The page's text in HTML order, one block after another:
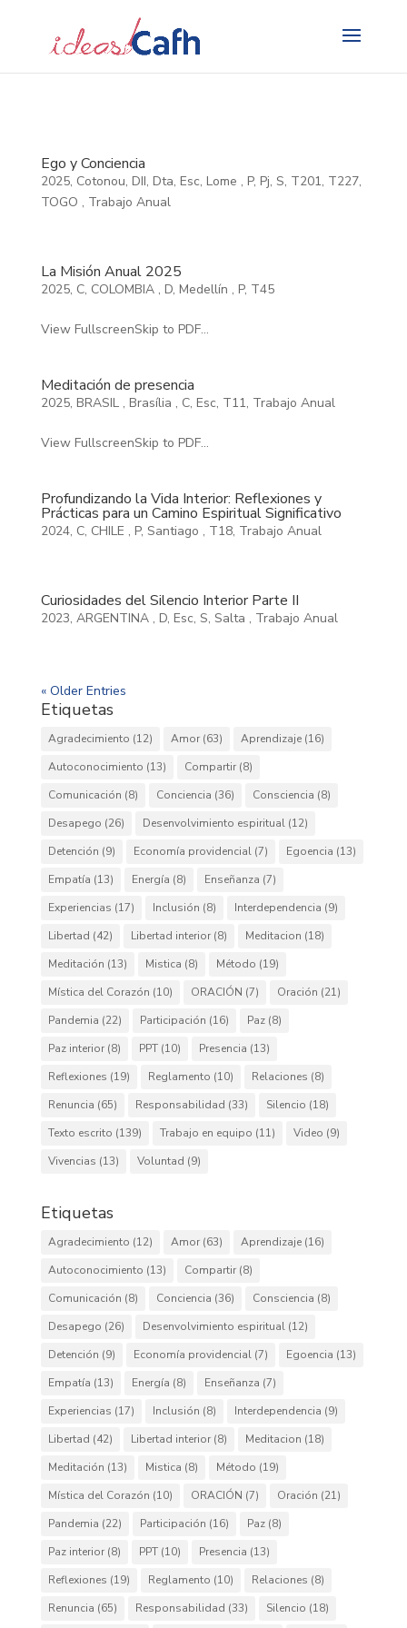
Ego y Conciencia
2025, Cotonou, DII, Dta, Esc, Lome , P, Pj, S, T201, T227,
TOGO , Trabajo Anual
La Misión Anual 2025
2025, C, COLOMBIA , D, Medellín , P, T45
View FullscreenSkip to PDF...
Meditación de presencia
2025, BRASIL , Brasília , C, Esc, T11, Trabajo Anual
View FullscreenSkip to PDF...
Profundizando la Vida Interior: Reflexiones y
Prácticas para un Camino Espiritual Significativo
2024, C, CHILE , P, Santiago , T18, Trabajo Anual
Curiosidades del Silencio Interior Parte II
2023, ARGENTINA , D, Esc, S, Salta , Trabajo Anual
« Older Entries
Etiquetas
Agradecimiento (12) Amor(63) Aprendizaje(16)
Autoconocimiento (13) Compartir(8)
Comunicación (8) Conciencia (36) Consciencia (8)
Desapego (26) Desenvolvimiento espiritual(12)
Detención (9) Economía providencial(7) Egoencia (13)
Empatía (13) Energía (8) Enseñanza (7)
Experiencias (17) Inclusión (8) Interdependencia (9)
Libertad (42) Libertad interior(8) Meditacion (18)
Meditación (13) Mistica (8) Método (19)
Mística del Corazón (10) ORACIÓN (7) Oración (21)
Pandemia (22) Participación (16) Paz(8)
Paz interior(8) PPT(10) Presencia (13)
Reflexiones (19) Reglamento (10) Relaciones (8)
Renuncia (65) Responsabilidad (33) Silencio (18)
Texto escrito (139) Trabajo en equipo (11) Video (9)
Vivencias (13) Voluntad (9)
Etiquetas
Agradecimiento (12) Amor(63) Aprendizaje(16)
Autoconocimiento (13) Compartir(8)
Comunicación (8) Conciencia (36) Consciencia (8)
Desapego (26) Desenvolvimiento espiritual(12)
Detención (9) Economía providencial(7) Egoencia (13)
Empatía (13) Energía (8) Enseñanza (7)
Experiencias (17) Inclusión (8) Interdependencia (9)
Libertad (42) Libertad interior(8) Meditacion (18)
Meditación (13) Mistica (8) Método (19)
Mística del Corazón (10) ORACIÓN (7) Oración (21)
Pandemia (22) Participación (16) Paz(8)
Paz interior(8) PPT(10) Presencia (13)
Reflexiones (19) Reglamento (10) Relaciones (8)
Renuncia (65) Responsabilidad (33) Silencio (18)